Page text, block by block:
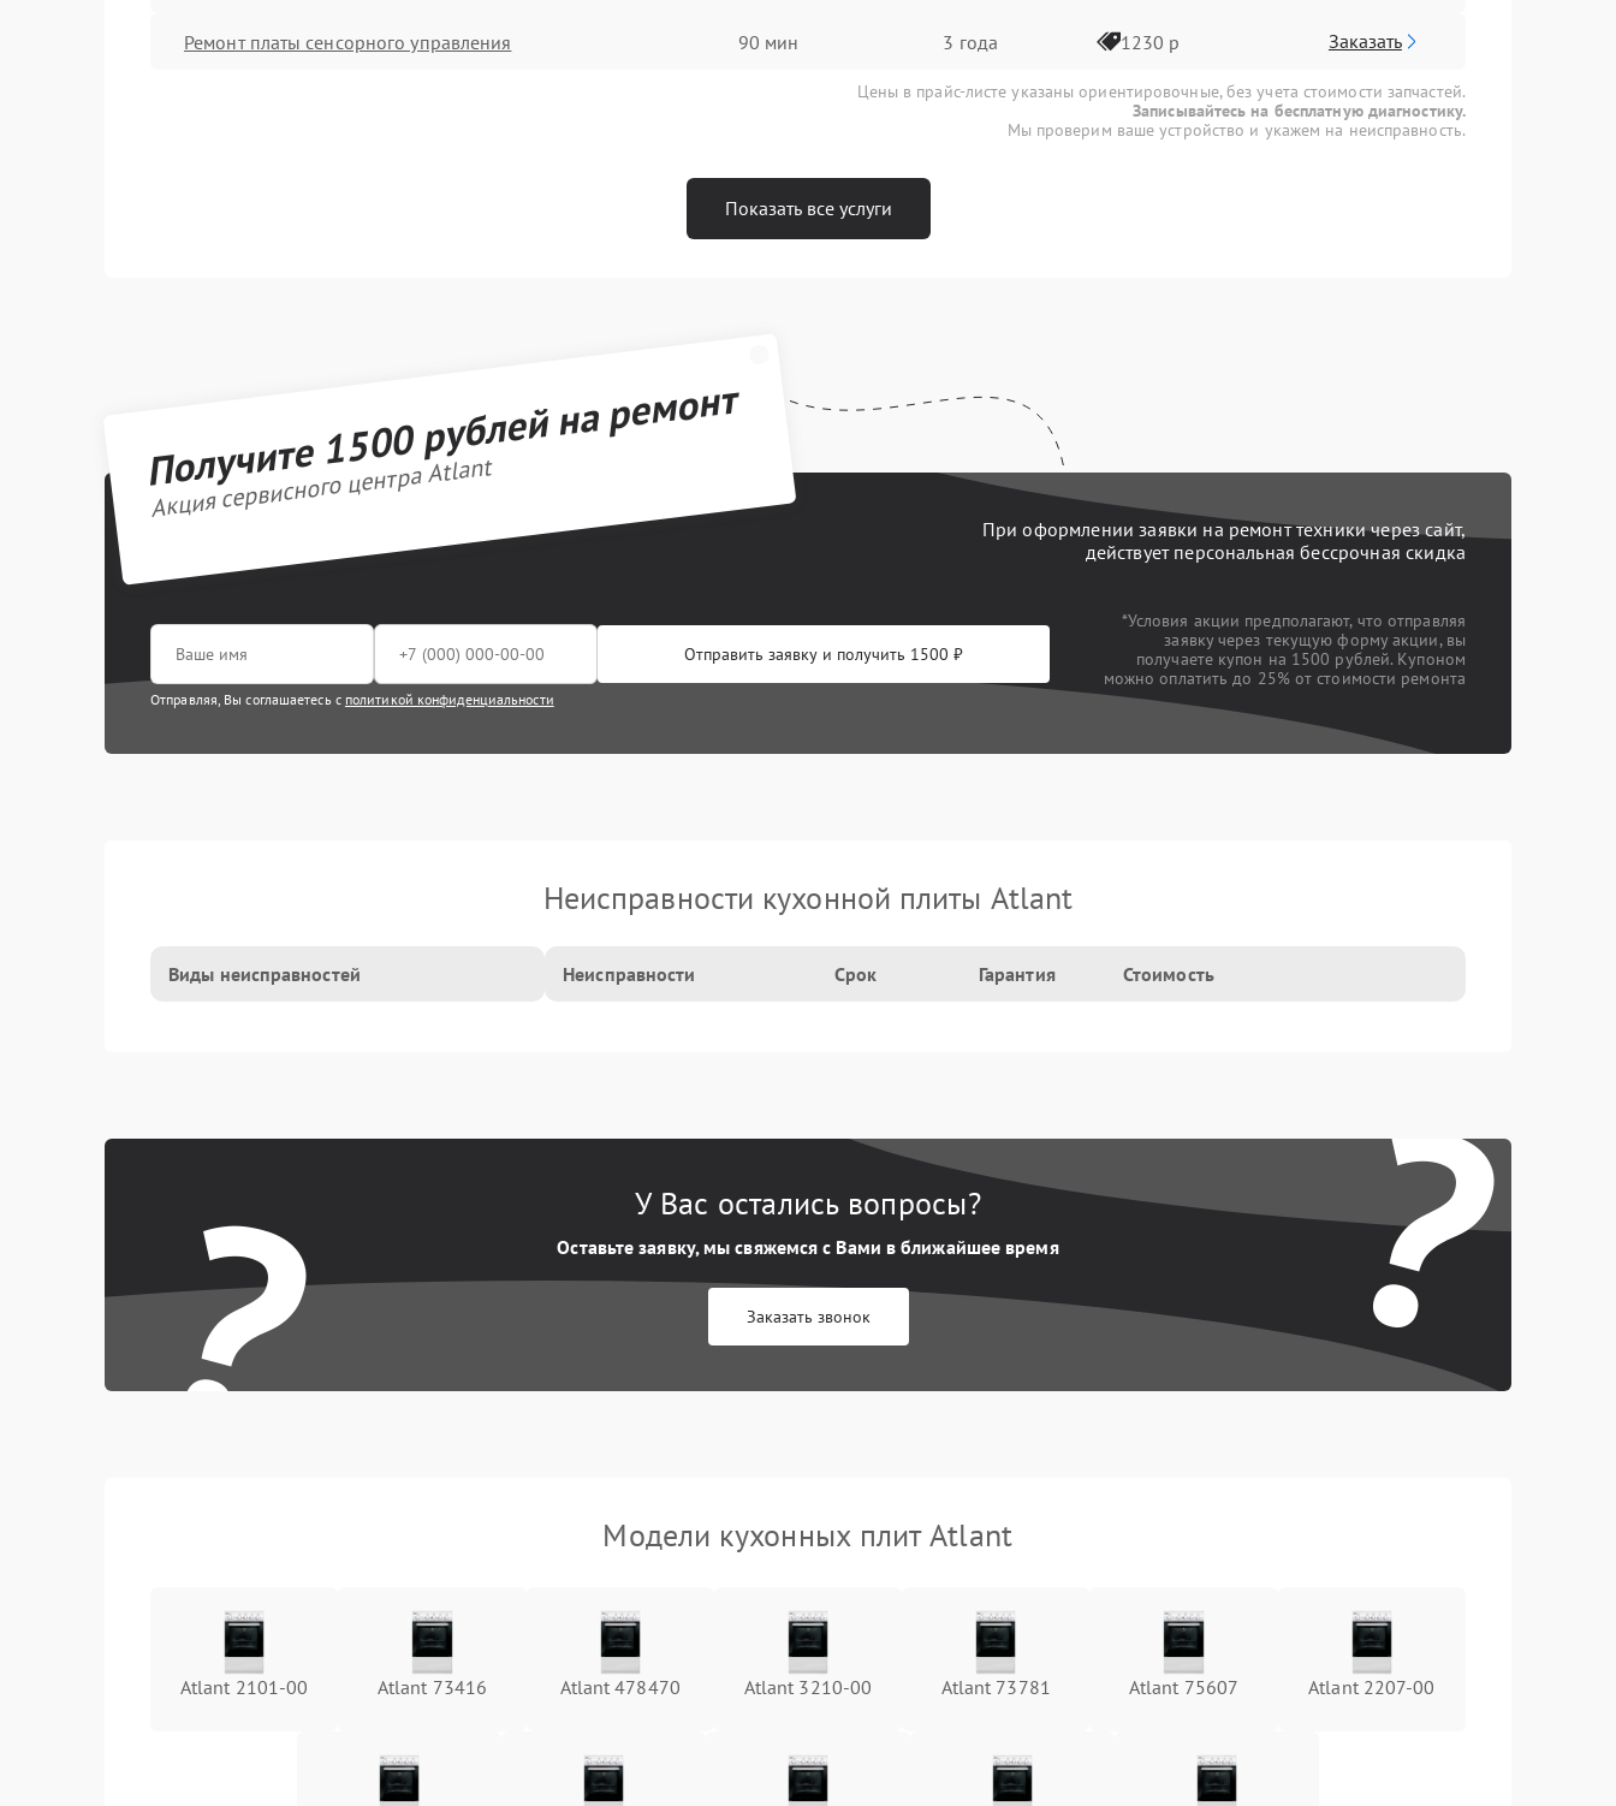
Ремонт платы сенсорного управления 90 мин 3 года 1230 р Заказать
Цены в прайс-листе указаны ориентировочные, без учета стоимости запчастей.
Записывайтесь на бесплатную диагностику.
Мы проверим ваше устройство и укажем на неисправность.
Показать все услуги
Получите 1500 рублей на ремонт
Акция сервисного центра Atlant
При оформлении заявки на ремонт техники через сайт,
действует персональная бессрочная скидка
Отправить заявку и получить 1500 ₽
Отправляя, Вы соглашаетесь с политикой конфиденциальности
*Условия акции предполагают, что отправляя
заявку через текущую форму акции, вы
получаете купон на 1500 рублей. Купоном
можно оплатить до 25% от стоимости ремонта
Неисправности кухонной плиты Atlant
Виды неисправностей Неисправности Срок Гарантия Стоимость
? ?
У Вас остались вопросы?
Оставьте заявку, мы свяжемся с Вами в ближайшее время
Заказать звонок
Модели кухонных плит Atlant
Atlant 2101-00 Atlant 73416 Atlant 478470 Atlant 3210-00 Atlant 73781 Atlant 75607 Atlant 2207-00